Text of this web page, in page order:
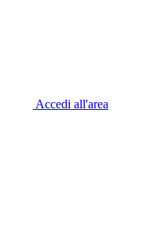
Accedi all'area